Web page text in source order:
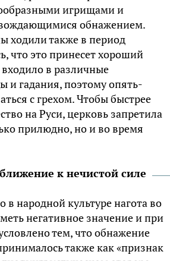
игрищами и
обнажением.
также в период
что это принесет хороший
в различные
и гадания, поэтому опять-
с грехом. Чтобы быстрее
на Руси, церковь запретила
прилюдно, но и во время
к нечистой силе
в народной культуре нагота во
негативное значение и при
тем, что обнажение
также как «признак